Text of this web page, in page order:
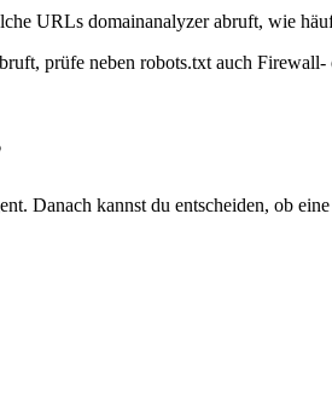
URLs domainanalyzer abruft, wie
prüfe neben robots.txt auch
Danach kannst du entscheiden, ob